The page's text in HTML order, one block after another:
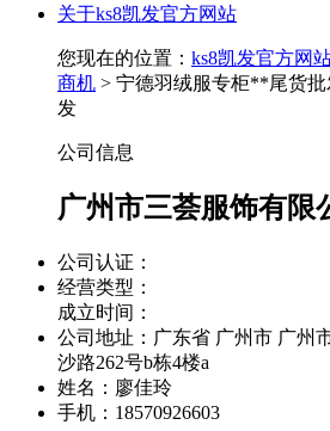
关于ks8凯发官方网站
您现在的位置： ks8凯发官方网
商机 > 宁德羽绒服专柜**尾货
发
公司信息
广州市三荟服饰有限
公司认证：
经营类型：
成立时间：
公司地址： 广东省 广州市 广州
沙路262号b栋4楼a
姓名：廖佳玲
手机：18570926603